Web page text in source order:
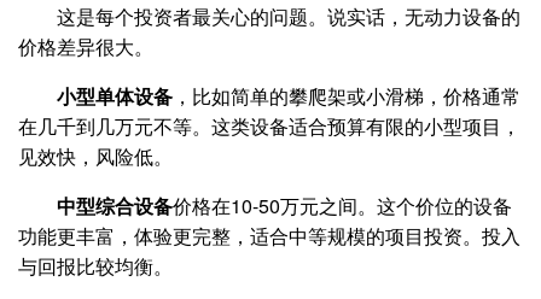
这是每个投资者最关心的问题。说实话，无动力设备的
价格差异很大。
小型单体设备 ，比如简单的攀爬架或小滑梯，价格通常
在几千到几万元不等。这类设备适合预算有限的小型项目，
见效快，风险低。
中型综合设备价格在10-50万元之间。这个价位的设备
功能更丰富，体验更完整，适合中等规模的项目投资。投入
与回报比较均衡。